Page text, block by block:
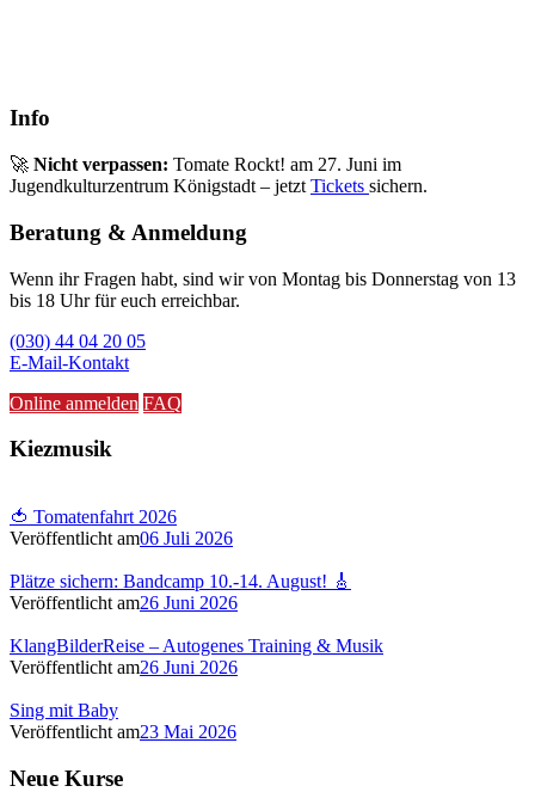
Info
🚀 Nicht verpassen: Tomate Rockt! am 27. Juni im
Jugendkulturzentrum Königstadt – jetzt Tickets sichern.
Beratung & Anmeldung
Wenn ihr Fragen habt, sind wir von Montag bis Donnerstag von 13
bis 18 Uhr für euch erreichbar.
(030) 44 04 20 05
E-Mail-Kontakt
Online anmelden FAQ
Kiezmusik
🍅 Tomatenfahrt 2026
Veröffentlicht am06 Juli 2026
Plätze sichern: Bandcamp 10.-14. August! 🎸
Veröffentlicht am26 Juni 2026
KlangBilderReise – Autogenes Training & Musik
Veröffentlicht am26 Juni 2026
Sing mit Baby
Veröffentlicht am23 Mai 2026
Neue Kurse